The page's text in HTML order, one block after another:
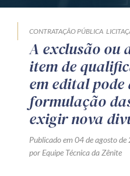
CONTRATAÇÃO PÚBLICA
A exclusão ou
item de
em edital
formulação
exigir nova
Publicado em 04 de agosto
por Equipe Técnica da Zênite